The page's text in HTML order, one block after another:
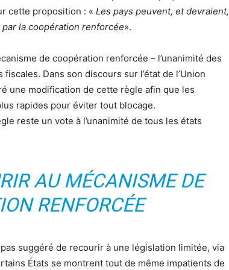
cette proposition : « Les pays peuvent, et devraient,
la coopération renforcée».
de coopération renforcée – l’unanimité des
Dans son discours sur l’état de l’Union
une modification de cette règle afin que les
rapides pour éviter tout blocage.
reste un vote à l’unanimité de tous les états
AU MÉCANISME DE
RENFORCÉE
suggéré de recourir à une législation limitée, via
États se montrent tout de même impatients de